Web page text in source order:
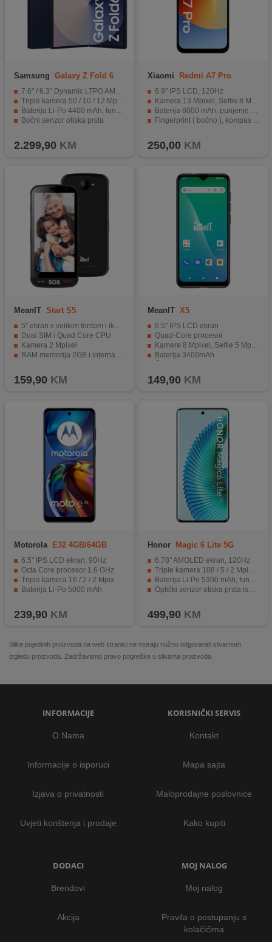
Samsung Galaxy Z Fold 6
7.6" / 6.3" Dynamic LTPO AMOLED 2X 120 Hz, HDR10+
Triple kamera 50 / 10 / 12 Mpixel, Selfie 10 / 4 Mpixel
Baterija Li-Po 4400 mAh, funkcija brzo punjenje 25 W
Bočni senzor otiska prsta
2.299,90 KM
Xiaomi
Redmi A7 Pro
6.9" IPS LCD, 120Hz
Kamera 13 Mpixel, Selfie 8 Mpixel
Baterija 6000 mAh, punjenje 15 W
Fingerprint ( bočno ), kompas ...
250,00 KM
MeanIT Start S5
5" ekran s velikim fontom i ikonama
Dual SIM i Quad Core CPU
Kamera 2 Mpixel
RAM memorija 2GB i interna memorija 16GB
159,90 KM
MeanIT X5
6.5" IPS LCD ekran
Quad-Core procesor
Kamere 8 Mpixel, Selfie 5 Mpixel
Baterija 3400mAh
149,90 KM
Motorola
E32 4GB/64GB
6.5" IPS LCD ekran, 90Hz
Octa Core procesor 1.6 GHz
Triple kamera 16 / 2 / 2 Mpixel, Selfie 8 Mpixel
Baterija Li-Po 5000 mAh
239,90 KM
Honor
Magic 6 Lite 5G
6.78" AMOLED ekran, 120Hz
Triple kamera 108 / 5 / 2 Mpixel, Selfie 16 Mpixel
Baterija Li-Po 5300 mAh, funkcija brzo punjenje 35 W
Optički senzor otiska prsta ispod display-a
499,90 KM
Slike pojedinih proizvoda na web stranici ne moraju nužno odgovarati stvarnom
izgledu proizvoda. Zadržavamo pravo pogreške u slikama proizvoda.
INFORMACIJE
O Nama
Informacije o isporuci
Izjava o privatnosti
Uvjeti korištenja i prodaje
KORISNIČKI SERVIS
Kontakt
Mapa sajta
Maloprodajne poslovnice
Kako kupiti
DODACI
Brendovi
Akcija
MOJ NALOG
Moj nalog
Pravila o postupanju s
kolačićima